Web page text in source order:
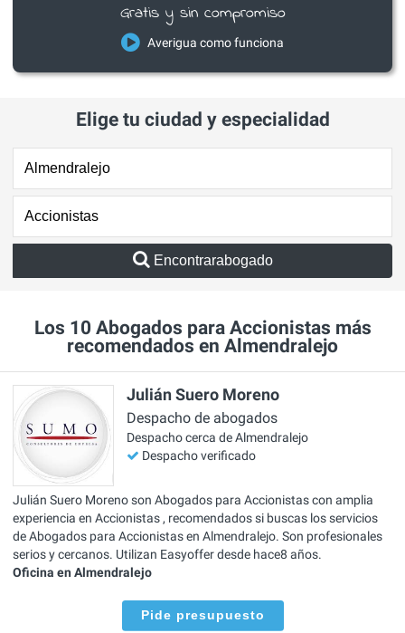
Gratis y sin compromiso
Averigua como funciona
Elige tu ciudad y especialidad
Encontrarabogado
Los 10 Abogados para Accionistas más
recomendados en Almendralejo
Julián Suero Moreno
Despacho de abogados
Despacho cerca de Almendralejo
Despacho verificado
Julián Suero Moreno son Abogados para Accionistas con amplia
experiencia en Accionistas , recomendados si buscas los servicios
de Abogados para Accionistas en Almendralejo. Son profesionales
serios y cercanos. Utilizan Easyoffer desde hace8 años.
Oficina en Almendralejo
Pide presupuesto